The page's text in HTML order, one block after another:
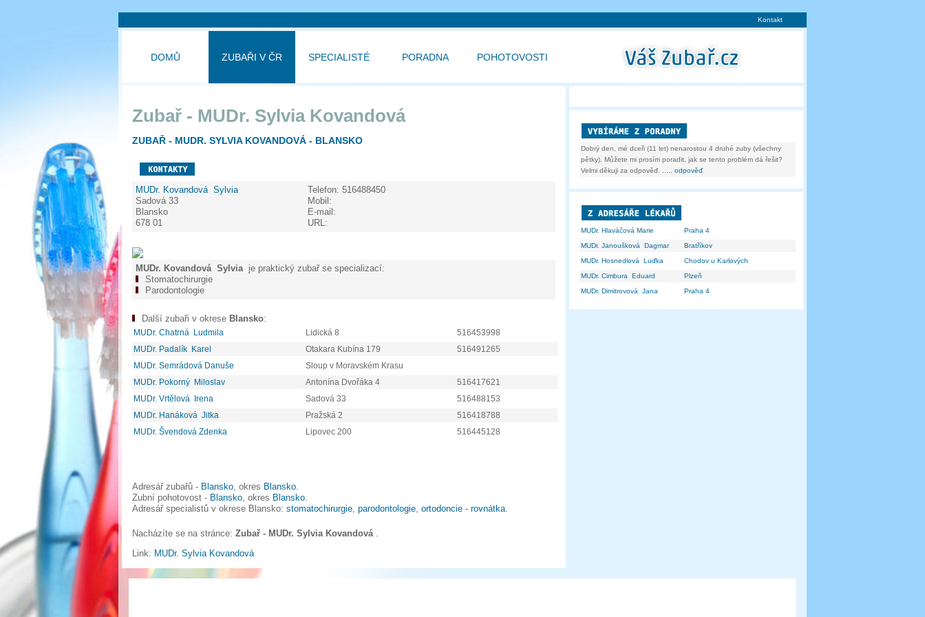
Kontakt
DOMŮ ZUBAŘI V ČR SPECIALISTÉ PORADNA POHOTOVOSTI
Zubař - MUDr. Sylvia Kovandová
ZUBAŘ - MUDR. SYLVIA KOVANDOVÁ - BLANSKO
MUDr. Kovandová Sylvia
Sadová 33
Blansko
678 01
Telefon:
Mobil:
E-mail:
URL:
516488450
MUDr. Kovandová Sylvia je praktický zubař se specializací:
Stomatochirurgie
Parodontologie
Další zubaři v okrese Blansko:
MUDr. Chatrná Ludmila Lidická 8
516453998
MUDr. Padalík Karel
Otakara Kubína 179
516491265
MUDr. Semrádová Danuše
Sloup v Moravském Krasu
MUDr. Pokorný Miloslav
Antonína Dvořáka 4
516417621
MUDr. Vrtělová Irena
Sadová 33
516488153
MUDr. Hanáková Jitka
Pražská 2
516418788
MUDr. Švendová Zdenka
Lipovec 200 516445128
Adresář zubařů - Blansko, okres Blansko.
Zubní pohotovost - Blansko, okres Blansko.
Adresář specialistů v okrese Blansko: stomatochirurgie, parodontologie, ortodoncie - rovnátka.
Nacházíte se na stránce: Zubař - MUDr. Sylvia Kovandová .
Link: MUDr. Sylvia Kovandová
Dobrý den, mé dceři (11 let) nenarostou 4 druhé zuby (všechny
pětky). Můžete mi prosím poradit, jak se tento problém dá řešit?
Velmi děkuji za odpověď. ...
.. odpověď
MUDr. Hlaváčová Marie
Praha 4
MUDr. Janoušková Dagmar
Bratříkov
MUDr. Hosnedlová Luďka
Chodov u Karlových
MUDr. Cimbura Eduard
Plzeň
MUDr. Dimitrovová Jana
Praha 4